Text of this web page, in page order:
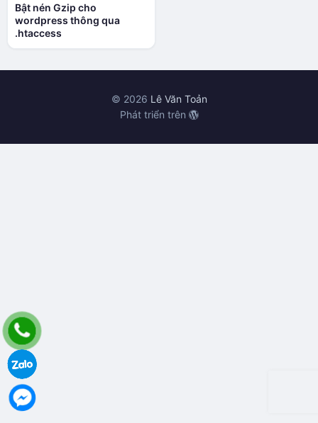
Bật nén Gzip cho
wordpress thông qua
.htaccess
© 2026 Lê Văn Toản
Phát triển trên